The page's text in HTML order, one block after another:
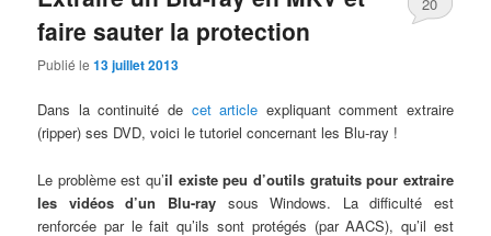
faire sauter la protection
Publié le13 juillet 2013
20
Dans la continuité de cet article expliquant comment extraire
(ripper) ses DVD, voici le tutoriel concernant les Blu-ray !
Le problème est qu’il existe peu d’outils gratuits pour extraire
les vidéos d’un Blu-raysous Windows. La difficulté est
renforcée par le fait qu’ils sont protégés (par AACS), qu’il est